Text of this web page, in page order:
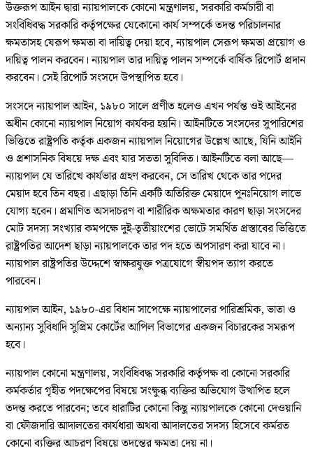
উক্তরূপ আইন দ্বারা ন্যায়পালকে কোনো মন্ত্রণালয়, সরকারি কর্মচারী বা
সংবিধিবদ্ধ সরকারি কর্তৃপক্ষের যেকোনো কার্য সম্পর্কে তদন্ত পরিচালনার
ক্ষমতাসহ যেরূপ ক্ষমতা বা দায়িত্ব দেয়া হবে, ন্যায়পাল সেরূপ ক্ষমতা প্রয়োগ ও
দায়িত্ব পালন করবেন। ন্যায়পাল তার দায়িত্ব পালন সম্পর্কে বার্ষিক রিপোর্ট প্রদান
করবেন। সেই রিপোর্ট সংসদে উপস্থাপিত হবে।
সংসদে ন্যায়পাল আইন, ১৯৮০ সালে প্রণীত হলেও এখন পর্যন্ত ওই আইনের
অধীন কোনো ন্যায়পাল নিয়োগ কার্যকর হয়নি। আইনটিতে সংসদের সুপারিশের
ভিত্তিতে রাষ্ট্রপতি কর্তৃক একজন ন্যায়পাল নিয়োগের উল্লেখ আছে, যিনি আইনি
ও প্রশাসনিক বিষয়ে দক্ষ এবং যার সততা সুবিদিত। আইনটিতে বলা আছে—
ন্যায়পাল যে তারিখে কার্যভার গ্রহণ করবেন, সে তারিখ থেকে তার পদের
মেয়াদ হবে তিন বছর। এছাড়া তিনি একটি অতিরিক্ত মেয়াদে পুনঃনিয়োগ লাভে
যোগ্য হবেন। প্রমাণিত অসদাচরণ বা শারীরিক অক্ষমতার কারণ ছাড়া সংসদের
মোট সদস্য সংখ্যার কমপক্ষে দুই-তৃতীয়াংশের ভোটে সমর্থিত প্রস্তাবের ভিত্তিতে
রাষ্ট্রপতির আদেশ ছাড়া ন্যায়পালকে তার পদ হতে অপসারণ করা যাবে না।
ন্যায়পাল রাষ্ট্রপতির উদ্দেশে স্বাক্ষরযুক্ত পত্রযোগে স্বীয়পদ ত্যাগ করতে
পারবেন।
ন্যায়পাল আইন, ১৯৮০-এর বিধান সাপেক্ষে ন্যায়পালের পারিশ্রমিক, ভাতা ও
অন্যান্য সুবিধাদি সুপ্রিম কোর্টের আপিল বিভাগের একজন বিচারকের সমরূপ
হবে।
ন্যায়পাল কোনো মন্ত্রণালয়, সংবিধিবদ্ধ সরকারি কর্তৃপক্ষ বা কোনো সরকারি
কর্মকর্তার গৃহীত পদক্ষেপের বিষয়ে সংক্ষুব্ধ ব্যক্তির অভিযোগ উত্থাপিত হলে
তদন্ত করতে পারবেন; তবে ধারাটির কোনো কিছু ন্যায়পালকে কোনো দেওয়ানি
বা ফৌজদারি আদালতের কার্যধারা অথবা আদালতের সদস্য হিসেবে কর্মরত
কোনো ব্যক্তির আচরণ বিষয়ে তদন্তের ক্ষমতা দেয় না।